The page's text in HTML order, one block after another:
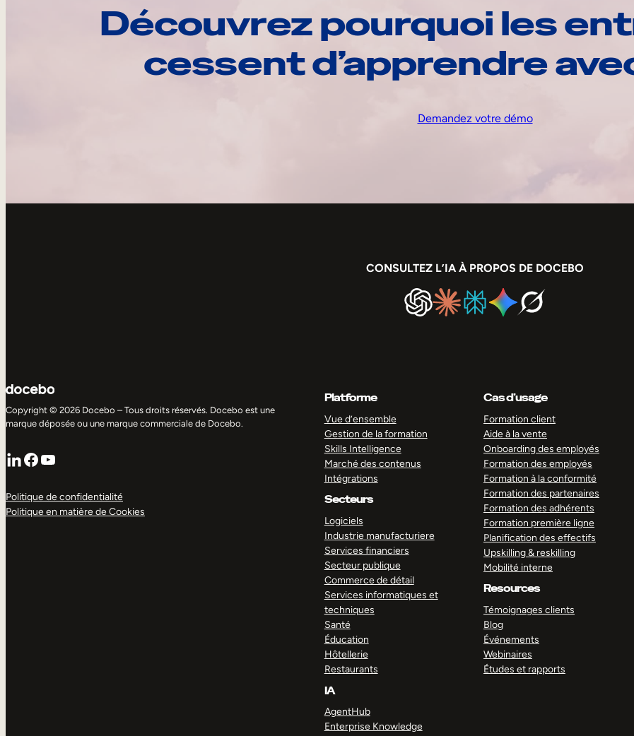
Découvrez pourquoi les
cessent d’apprendre
Demandez votre démo
CONSULTEZ L’IA À PROPOS DE DOCEBO
Copyright © 2026 Docebo – Tous droits réservés. Docebo est une
marque déposée ou une marque commerciale de Docebo.
LinkedIn
Facebook
YouTube
Politique de confidentialité
Politique en matière de Cookies
Platforme
Vue d’ensemble
Gestion de la formation
Skills Intelligence
Marché des contenus
Intégrations
Secteurs
Logiciels
Industrie manufacturiere
Services financiers
Secteur publique
Commerce de détail
Services informatiques et
techniques
Santé
Éducation
Hôtellerie
Restaurants
IA
AgentHub
Enterprise Knowledge
Cas d’usage
Formation client
Aide à la vente
Onboarding des employés
Formation des employés
Formation à la conformité
Formation des partenaires
Formation des adhérents
Formation première ligne
Planification des effectifs
Upskilling & reskilling
Mobilité interne
Resources
Témoignages clients
Blog
Événements
Webinaires
Études et rapports